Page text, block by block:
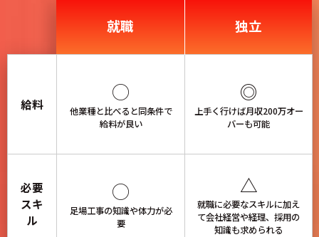
就職 独立
給料 ◯
他業種と比べると同条件で
給料が良い
◎
上手く行けば月収200万オー
バーも可能
必要
スキ
ル
◯
足場工事の知識や体力が必
要
△
就職に必要なスキルに加え
て会社経営や経理、採用の
知識も求められる